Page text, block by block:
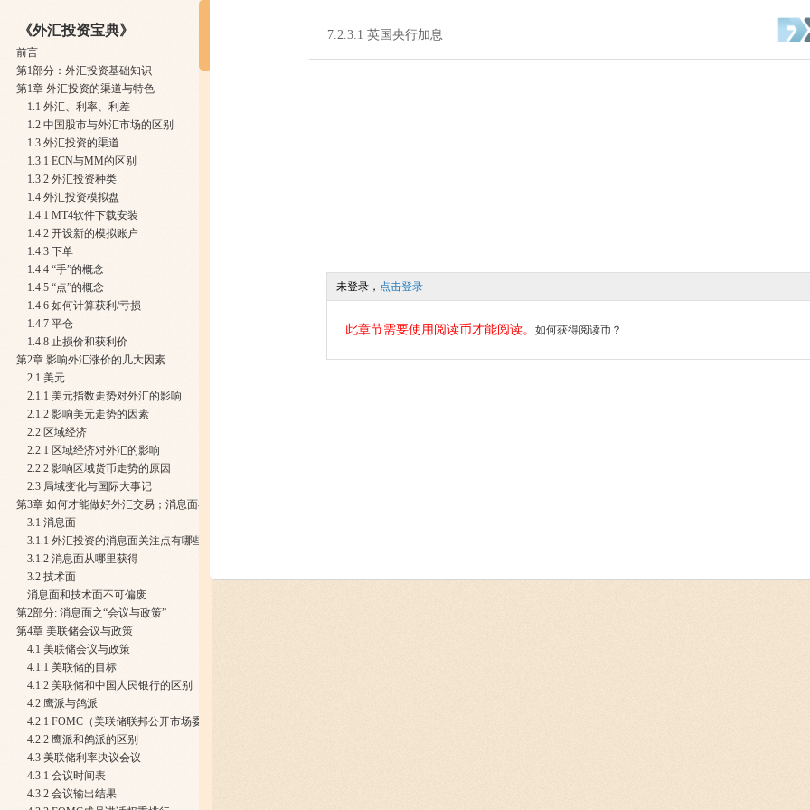
《外汇投资宝典》
前言
第1部分：外汇投资基础知识
第1章 外汇投资的渠道与特色
1.1 外汇、利率、利差
1.2 中国股市与外汇市场的区别
1.3 外汇投资的渠道
1.3.1 ECN与MM的区别
1.3.2 外汇投资种类
1.4 外汇投资模拟盘
1.4.1 MT4软件下载安装
1.4.2 开设新的模拟账户
1.4.3 下单
1.4.4 “手”的概念
1.4.5 “点”的概念
1.4.6 如何计算获利/亏损
1.4.7 平仓
1.4.8 止损价和获利价
第2章 影响外汇涨价的几大因素
2.1 美元
2.1.1 美元指数走势对外汇的影响
2.1.2 影响美元走势的因素
2.2 区域经济
2.2.1 区域经济对外汇的影响
2.2.2 影响区域货币走势的原因
2.3 局域变化与国际大事记
第3章 如何才能做好外汇交易；消息面与技术面
3.1 消息面
3.1.1 外汇投资的消息面关注点有哪些
3.1.2 消息面从哪里获得
3.2 技术面
消息面和技术面不可偏废
第2部分: 消息面之“会议与政策”
第4章 美联储会议与政策
4.1 美联储会议与政策
4.1.1 美联储的目标
4.1.2 美联储和中国人民银行的区别
4.2 鹰派与鸽派
4.2.1 FOMC（美联储联邦公开市场委员会）
4.2.2 鹰派和鸽派的区别
4.3 美联储利率决议会议
4.3.1 会议时间表
4.3.2 会议输出结果
7.2.3.1 英国央行加息
未登录， 点击登录
此章节需要使用阅读币才能阅读。 如何获得阅读币？